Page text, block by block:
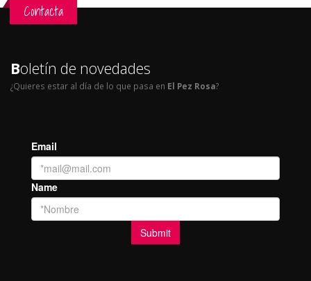
Contacta
Boletín de novedades
¿Quieres estar al día de lo que pasa en El Pez Rosa?